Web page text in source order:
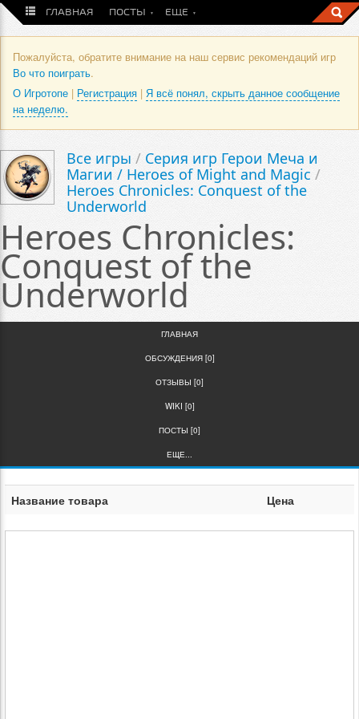
ГЛАВНАЯ ПОСТЫ ЕЩЕ
Пожалуйста, обратите внимание на наш сервис рекомендаций игр
Во что поиграть.
О Игротопе | Регистрация | Я всё понял, скрыть данное сообщение
на неделю.
Все игры / Серия игр Герои Меча и
Магии / Heroes of Might and Magic /
Heroes Chronicles: Conquest of the
Underworld
Heroes Chronicles:
Conquest of the
Underworld
ГЛАВНАЯ
ОБСУЖДЕНИЯ [0]
ОТЗЫВЫ [0]
WIKI [0]
ПОСТЫ [0]
ЕЩЕ...
Название товара Цена